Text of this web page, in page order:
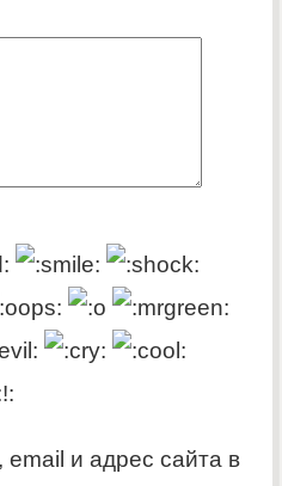
и адрес сайта в